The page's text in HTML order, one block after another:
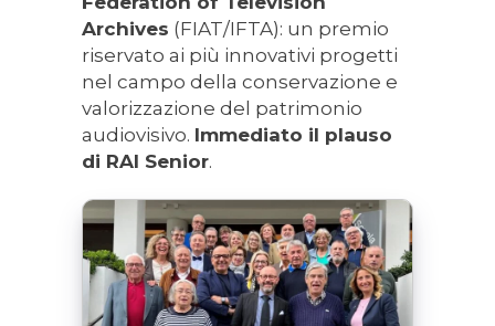
Archives (FIAT/IFTA): un premio
riservato ai più innovativi progetti
nel campo della conservazione e
valorizzazione del patrimonio
audiovisivo. Immediato il plauso
di RAI Senior.